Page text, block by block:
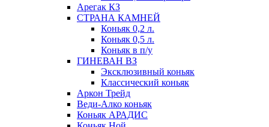
Арегак КЗ
СТРАНА КАМНЕЙ
Коньяк 0,2 л.
Коньяк 0,5 л.
Коньяк в п/у
ГИНЕВАН ВЗ
Эксклюзивный коньяк
Классический коньяк
Аркон Трейд
Веди-Алко коньяк
Коньяк АРАДИС